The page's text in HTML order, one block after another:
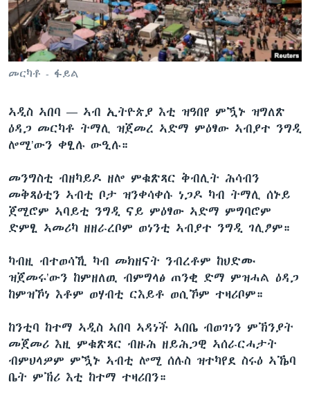
ቂሔ ጽልሚ
ቋንቋታት
መርካቶ - ፋይል
ኣዲስ ኣበባ — ኣብ ኢትዮጵያ እቲ ዝዓበየ ምዃኑ ዝግለጽ
ዕዳጋ መርካቶ ትማሊ ዝጀመረ ኣድማ ምዕፃው ኣብያተ ንግዲ
ሎሚ’ውን ቀፂሉ ውዒሉ።
መንግስቲ ብዘካይዶ ዘሎ ምቁጽጻር ቅብሊት ሕሳብን
መቅጻዕቲን ኣብቲ ቦታ ዝንቀሳቀሱ ነጋዶ ካብ ትማሊ ሰኑይ
ጀሚሮም ኣባይቲ ንግዲ ናይ ምዕፃው ኣድማ ምግባሮም
ድምፂ ኣመሪካ ዘዘራረቦም ወነንቲ ኣብያተ ንግዲ ገሊፆም።
ካብዚ ብተወሳኺ ካብ መክዘናት ንብረቶም ከህድሙ
ዝጀመሩ’ውን ከምዘለዉ ብምግላፅ ጠንቂ ድማ ምዝሓል ዕዳጋ
ከምዝኾነ እቶም ወሃብቲ ርእይቶ ወሲኾም ተዛሪቦም።
ከንቲባ ከተማ ኣዲስ ኣበባ ኣዳነች ኣበቤ ብወገነን ምኽንያት
መጀመሪ እዚ ምቁጽጻር ብዙሕ ዘይሕጋዊ ኣሰራርሓታት
ብምህላዎም ምዃኑ ኣብቲ ሎሚ ሰሉስ ዝተካየደ ስሩዕ ኣኼባ
ቤት ምኽሪ እቲ ከተማ ተዛሪበን።